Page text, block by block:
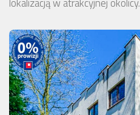
lokalizacją w atrakcyjnej okolicy.